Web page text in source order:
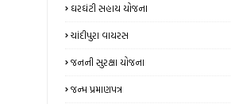
ઘરઘંટી સહાય યોજના
ચાંદીપુરા વાયરસ
જનની સુરક્ષા યોજના
જન્મ પ્રમાણપત્ર